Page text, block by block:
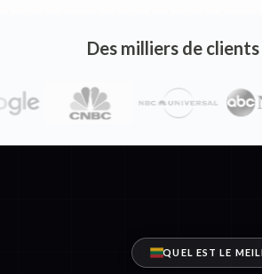
Des milliers de
QUEL EST LE